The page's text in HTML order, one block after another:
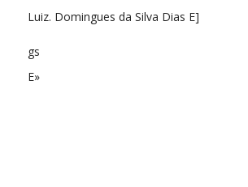
Luiz. Domingues da Silva Dias E]
gs
E»